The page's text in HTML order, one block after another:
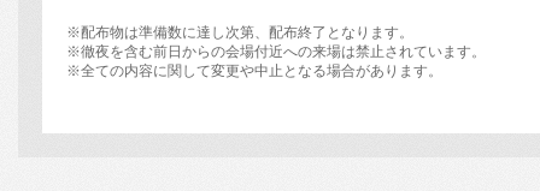
※配布物は準備数に達し次第、配布終了となります。
※徹夜を含む前日からの会場付近への来場は禁止されています。
※全ての内容に関して変更や中止となる場合があります。